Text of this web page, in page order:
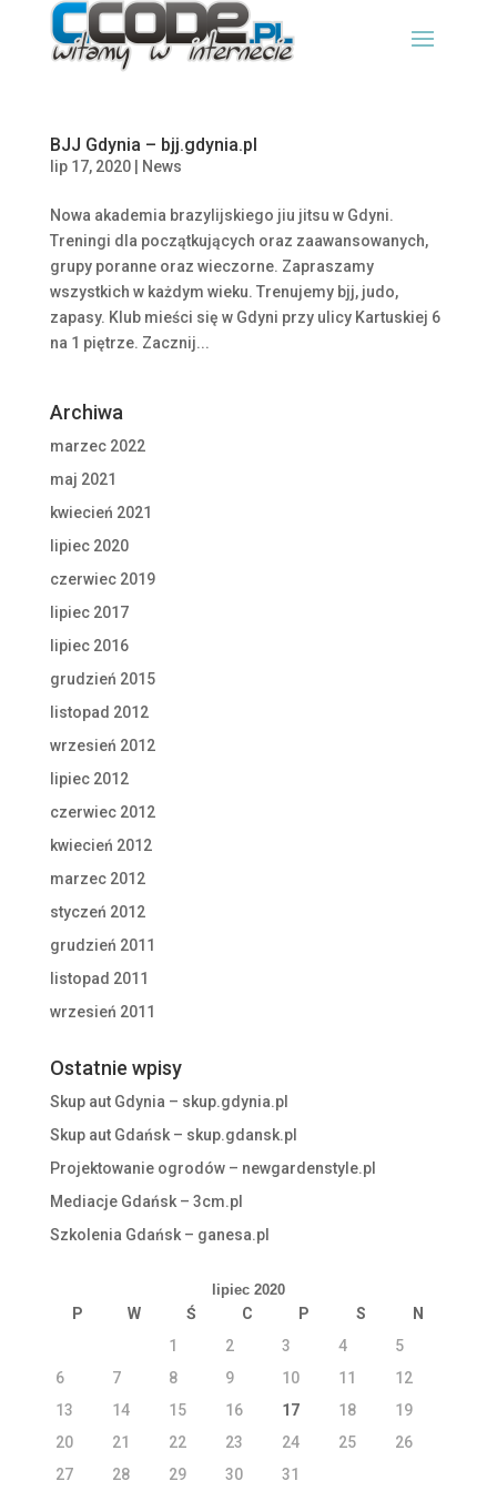
BJJ Gdynia – bjj.gdynia.pl
lip 17, 2020| News
Nowa akademia brazylijskiego jiu jitsu w Gdyni.
Treningi dla początkujących oraz zaawansowanych,
grupy poranne oraz wieczorne. Zapraszamy
wszystkich w każdym wieku. Trenujemy bjj, judo,
zapasy. Klub mieści się w Gdyni przy ulicy Kartuskiej 6
na 1 piętrze. Zacznij...
Archiwa
marzec 2022
maj 2021
kwiecień 2021
lipiec 2020
czerwiec 2019
lipiec 2017
lipiec 2016
grudzień 2015
listopad 2012
wrzesień 2012
lipiec 2012
czerwiec 2012
kwiecień 2012
marzec 2012
styczeń 2012
grudzień 2011
listopad 2011
wrzesień 2011
Ostatnie wpisy
Skup aut Gdynia – skup.gdynia.pl
Skup aut Gdańsk – skup.gdansk.pl
Projektowanie ogrodów – newgardenstyle.pl
Mediacje Gdańsk – 3cm.pl
Szkolenia Gdańsk – ganesa.pl
lipiec 2020
P W Ś C P S
N
1
2 3 4
5
6
7 8 9 10 11
12
13
14 15 16 17 18
19
20
21 22 23 24 25
26
27
28 29 30 31